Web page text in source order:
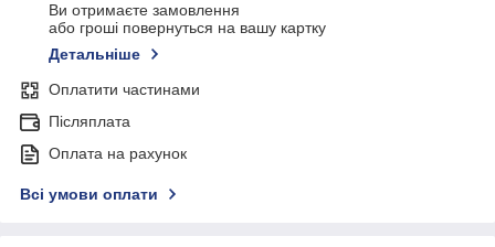
Ви отримаєте замовлення
або гроші повернуться на вашу картку
Детальніше
Оплатити частинами
Післяплата
Оплата на рахунок
Всі умови оплати